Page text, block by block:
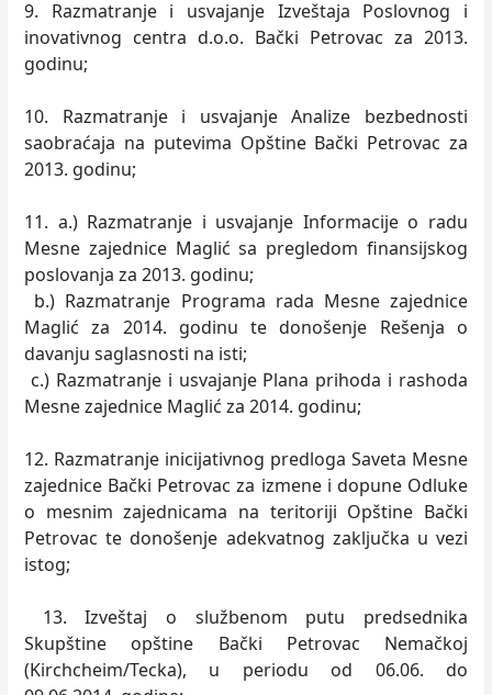
9. Razmatranje i usvajanje Izveštaja Poslovnog i
inovativnog centra d.o.o. Bački Petrovac za 2013.
godinu;
10. Razmatranje i usvajanje Analize bezbednosti
saobraćaja na putevima Opštine Bački Petrovac za
2013. godinu;
11. a.) Razmatranje i usvajanje Informacije o radu
Mesne zajednice Maglić sa pregledom finansijskog
poslovanja za 2013. godinu;
b.) Razmatranje Programa rada Mesne zajednice
Maglić za 2014. godinu te donošenje Rešenja o
davanju saglasnosti na isti;
c.) Razmatranje i usvajanje Plana prihoda i rashoda
Mesne zajednice Maglić za 2014. godinu;
12. Razmatranje inicijativnog predloga Saveta Mesne
zajednice Bački Petrovac za izmene i dopune Odluke
o mesnim zajednicama na teritoriji Opštine Bački
Petrovac te donošenje adekvatnog zaključka u vezi
istog;
13. Izveštaj o službenom putu predsednika
Skupštine opštine Bački Petrovac Nemačkoj
(Kirchcheim/Tecka), u periodu od 06.06. do